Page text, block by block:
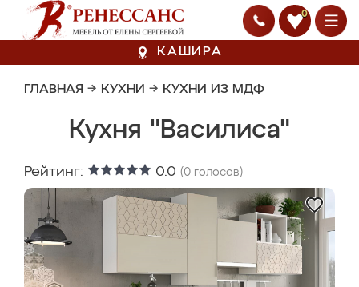
0
КАШИРА
ГЛАВНАЯ → КУХНИ → КУХНИ ИЗ МДФ
Кухня "Василиса"
Рейтинг: 0.0 (0 голосов)